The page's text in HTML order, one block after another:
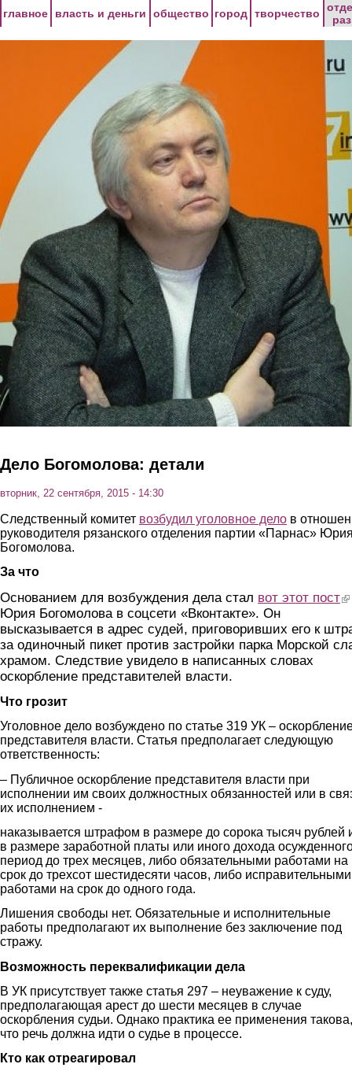
главное власть и деньги общество город творчество
Дело Богомолова: детали
вторник, 22 сентября, 2015 - 14:30
Следственный комитет возбудил уголовное дело в
руководителя рязанского отделения партии «Парнас»
Богомолова.
За что
Основанием для возбуждения дела стал вот этот пост
Юрия Богомолова в соцсети «Вконтакте». Он
высказывается в адрес судей, приговоривших его к
за одиночный пикет против застройки парка Морской
храмом. Следствие увидело в написанных словах
оскорбление представителей власти.
Что грозит
Уголовное дело возбуждено по статье 319 УК –
представителя власти. Статья предполагает следующую
ответственность:
– Публичное оскорбление представителя власти при
исполнении им своих должностных обязанностей или в
их исполнением -
наказывается штрафом в размере до сорока тысяч рублей
в размере заработной платы или иного дохода
период до трех месяцев, либо обязательными работами на
срок до трехсот шестидесяти часов, либо исправительными
работами на срок до одного года.
Лишения свободы нет. Обязательные и исполнительные
работы предполагают их выполнение без заключение под
стражу.
Возможность переквалификации дела
В УК присутствует также статья 297 – неуважение к суду,
предполагающая арест до шести месяцев в случае
оскорбления судьи. Однако практика ее применения такова,
что речь должна идти о судье в процессе.
Кто как отреагировал